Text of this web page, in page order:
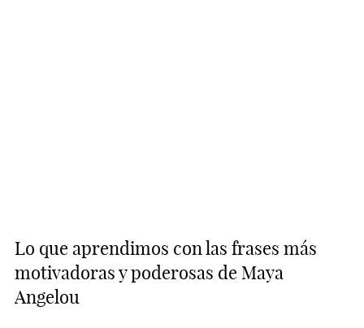
Lo que aprendimos con las frases más
motivadoras y poderosas de Maya
Angelou